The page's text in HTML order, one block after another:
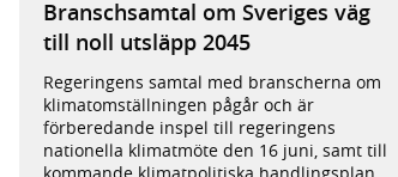
Infrastruktur-
och
och
Romina
Pourmokhtari,
klimat-
Branschsamtal om Sveriges väg
till noll utsläpp 2045
Regeringens samtal med branscherna om
klimatomställningen pågår och är
förberedande inspel till regeringens
nationella klimatmöte den 16 juni, samt till